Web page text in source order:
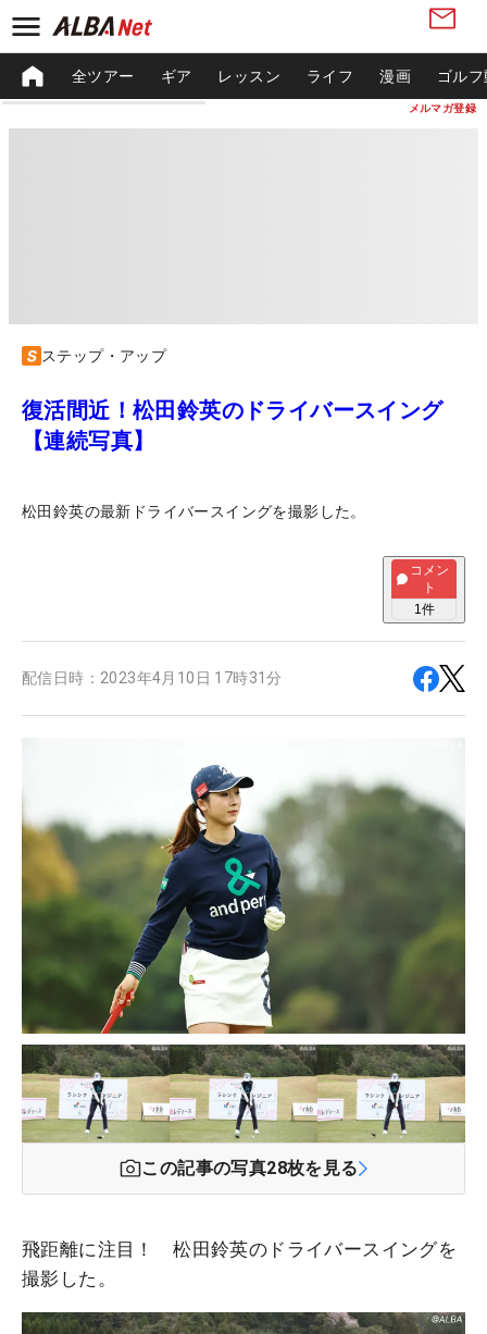
メルマガ登録
全ツアー ギア レッスン ライフ 漫画 ゴル
ステップ・アップ
復活間近！松田鈴英のドライバースイング
【連続写真】
松田鈴英の最新ドライバースイングを撮影した。
コメン
ト
1件
配信日時： 2023年4月10日 17時31分
この記事の写真28枚を見る
飛距離に注目！ 松田鈴英のドライバースイングを
撮影した。